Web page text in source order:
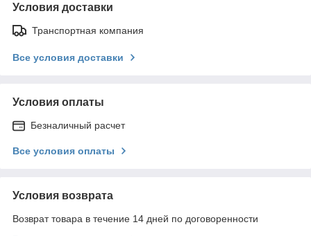
Условия доставки
Транспортная компания
Все условия доставки
Условия оплаты
Безналичный расчет
Все условия оплаты
Условия возврата
Возврат товара в течение 14 дней по договоренности